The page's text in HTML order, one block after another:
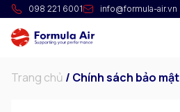
098 221 6001 info@formula-air.vn
Trang chủ / Chính sách bảo mật